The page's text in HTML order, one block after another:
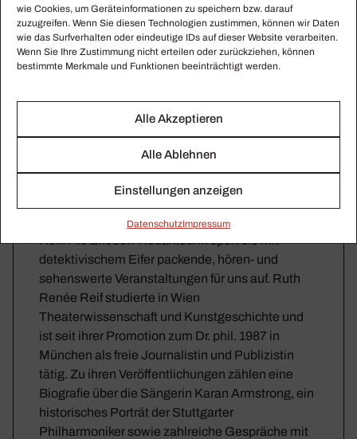
wie Cookies, um Geräteinformationen zu speichern bzw. darauf
zuzugreifen. Wenn Sie diesen Technologien zustimmen, können wir Daten
wie das Surfverhalten oder eindeutige IDs auf dieser Website verarbeiten.
Wenn Sie Ihre Zustimmung nicht erteilen oder zurückziehen, können
bestimmte Merkmale und Funktionen beeinträchtigt werden.
Alle Akzeptieren
Alle Ablehnen
Einstellungen anzeigen
Daten­schutzImpressum
Ruth Renée Reif
anzukündigen, ist die Aufgabe von Ruth Renée
Reif: Als Erleben-Redakteurin spürt sie mit
detektivischem Eifer packende, hören- und
sehenswerte Veranstaltungen für uns auf. Ruth
Renée Reif studierte in Wien
Theaterwissenschaft und Kunstgeschichte und
ist seit ihrer Promotion zum Dr. phil. 1987 in
München als freie Journalistin und Publizistin
tätig. Zu ihren Veröffentlichungen zählen eine
Biografie über die Sängerin Karan Armstrong, ein
historisches Porträt der Stuttgarter
Philharmoniker sowie zahlreiche Gespräche mit